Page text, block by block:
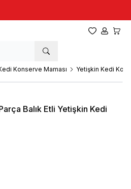
Favorilerim
Hesabım
Konserve Maması Yetişkin Kedi
Balık Etli Yetişkin Kedi